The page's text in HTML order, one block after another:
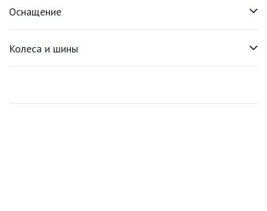
Оснащение
Колеса и шины